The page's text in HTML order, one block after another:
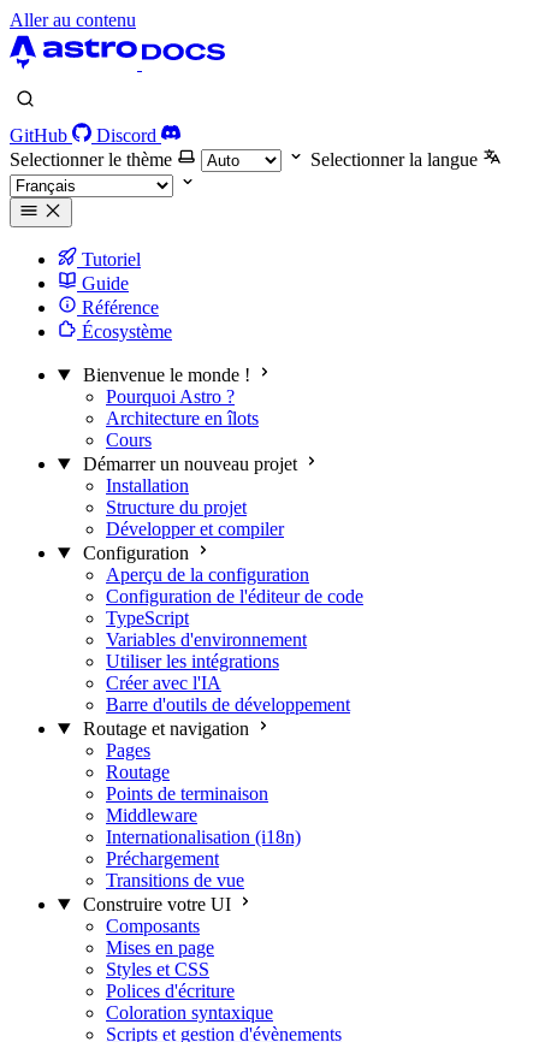
Aller au contenu
GitHub
Discord
Selectionner le thème
Selectionner la langue
Tutoriel
Guide
Référence
Écosystème
Bienvenue le monde !
Pourquoi Astro ?
Architecture en îlots
Cours
Démarrer un nouveau projet
Installation
Structure du projet
Développer et compiler
Configuration
Aperçu de la configuration
Configuration de l'éditeur de code
TypeScript
Variables d'environnement
Utiliser les intégrations
Créer avec l'IA
Barre d'outils de développement
Routage et navigation
Pages
Routage
Points de terminaison
Middleware
Internationalisation (i18n)
Préchargement
Transitions de vue
Construire votre UI
Composants
Mises en page
Styles et CSS
Polices d'écriture
Coloration syntaxique
Scripts et gestion d'évènements